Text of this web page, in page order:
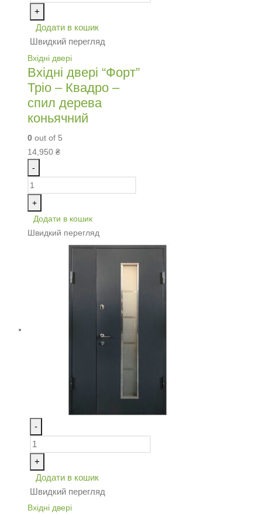
+
Додати в кошик
Швидкий перегляд
Вхідні двері
Вхідні двері “Форт”
Тріо – Квадро –
спил дерева
коньячний
0 out of 5
14,950 ₴
-
+
Додати в кошик
Швидкий перегляд
-
+
Додати в кошик
Швидкий перегляд
Вхідні двері